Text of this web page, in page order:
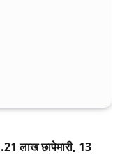
लाख छापेमारी, 13